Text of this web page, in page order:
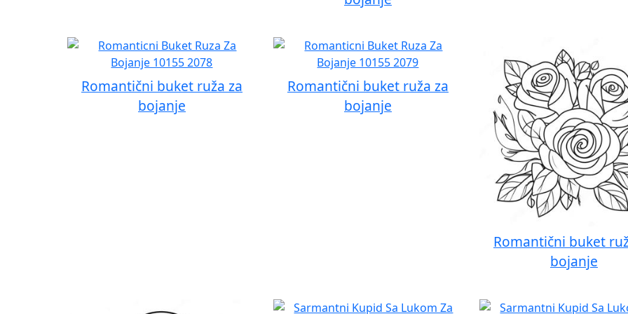
Romantični buket ruža za
bojanje
Romantični buket ruža za
bojanje
Romantični buket
bojanje